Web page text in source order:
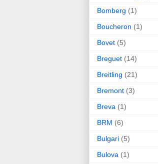
Bomberg (1)
Boucheron (1)
Bovet (5)
Breguet (14)
Breitling (21)
Bremont (3)
Breva (1)
BRM (6)
Bulgari (5)
Bulova (1)